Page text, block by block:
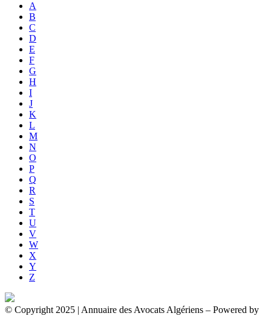
A
B
C
D
E
F
G
H
I
J
K
L
M
N
O
P
Q
R
S
T
U
V
W
X
Y
Z
© Copyright 2025 | Annuaire des Avocats Algériens – Powered by